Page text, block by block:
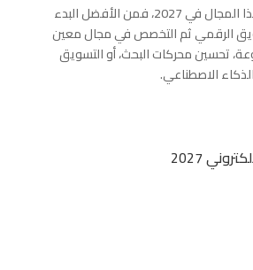
إذا كنت تريد دخول هذا المجال في 2027، فمن الأفضل البدء
الرقمي ثم التخصص في مجال معين
تحسين محركات البحث، أو التسويق
الاصطناعي.
2027